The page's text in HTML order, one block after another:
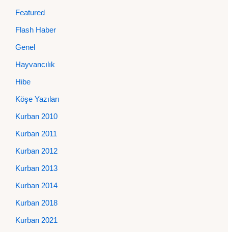
Featured
Flash Haber
Genel
Hayvancılık
Hibe
Köşe Yazıları
Kurban 2010
Kurban 2011
Kurban 2012
Kurban 2013
Kurban 2014
Kurban 2018
Kurban 2021